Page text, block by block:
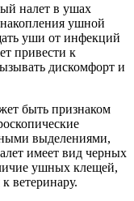
налет в ушах
накопления ушной
уши от инфекций
привести к
дискомфорт и
быть признаком
выделениями,
имеет вид черных
ушных клещей,
ветеринару.